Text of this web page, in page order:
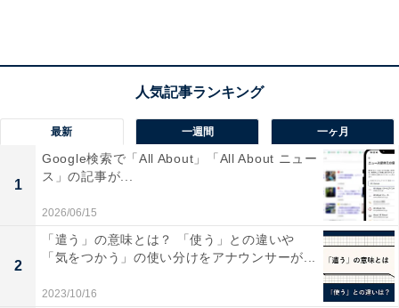
「車載用角形電池」とは？
最新 一週間 一ヶ月
1
Google検索で「All About」「All About ニュー
ス」の記事が...
2026/06/15
2
「遣う」の意味とは？ 「使う」との違いや
「気をつかう」の使い分けをアナウンサーが...
2023/10/16